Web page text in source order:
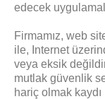
edecek
Firmamız, web
ile, Internet
veya eksik
mutlak güvenlik
hariç olmak